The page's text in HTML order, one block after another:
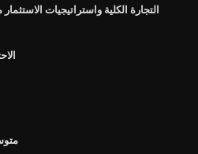
التجارة الكلية واستراتيجيات
متوسط ​​30 معدل